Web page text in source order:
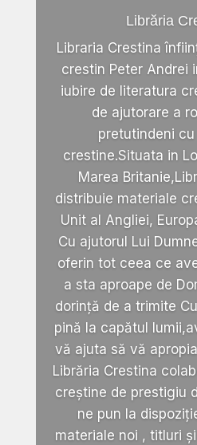
Librăria
Libraria Crestina
crestin Peter Andrei
iubire de literatura
de ajutorare a
pretutindeni
crestine.Situata in
Marea
distribuie materiale
Unit al Angliei,
Cu ajutorul Lui
oferin tot ceea ce
a sta aproape de
dorință de a trimite
pină la capătul
vă ajuta să vă
Librăria Crestina
creștine de prestigiu
ne pun la
materiale noi , titluri